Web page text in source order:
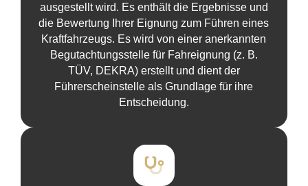
ausgestellt wird. Es enthält die Ergebnisse und
die Bewertung Ihrer Eignung zum Führen eines
Kraftfahrzeugs. Es wird von einer anerkannten
Begutachtungsstelle für Fahreignung (z. B.
TÜV, DEKRA) erstellt und dient der
Führerscheinstelle als Grundlage für ihre
Entscheidung.